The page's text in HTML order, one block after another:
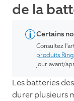
de la
Certains
Consultez
produits Ring
jour avant/
Les batteries
durer plusieurs